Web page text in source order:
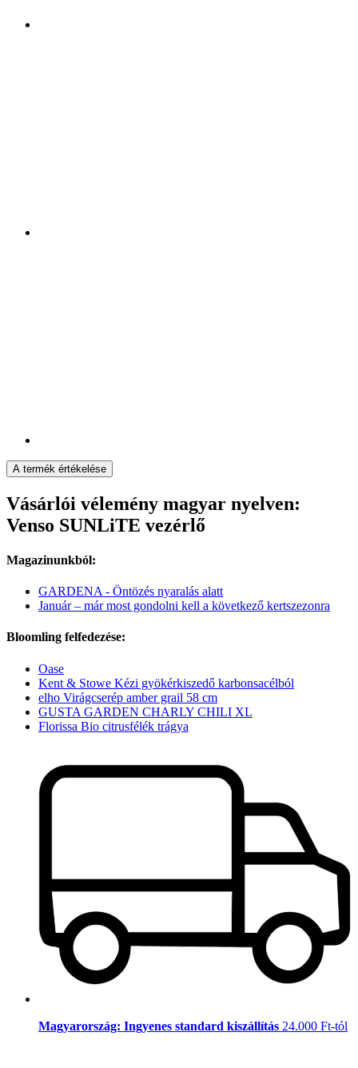
A termék értékelése
Vásárlói vélemény magyar nyelven:
Venso SUNLiTE vezérlő
Magazinunkból:
GARDENA - Öntözés nyaralás alatt
Január – már most gondolni kell a következő kertszezonra
Bloomling felfedezése:
Oase
Kent & Stowe Kézi gyökérkiszedő karbonsacélból
elho Virágcserép amber grail 58 cm
GUSTA GARDEN CHARLY CHILI XL
Florissa Bio citrusfélék trágya
Magyarország: Ingyenes standard kiszállítás 24.000 Ft-tól